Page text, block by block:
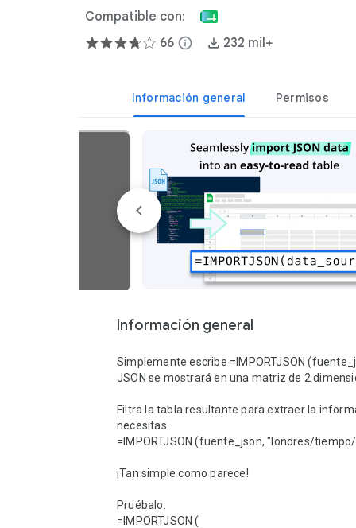
Compatible con:
66 info 232 mil+
Información general Permisos
Información general
Simplemente escribe =IMPORTJSON
JSON se mostrará en una matriz de 2
Filtra la tabla resultante para extraer la
necesitas
=IMPORTJSON (fuente_json, "londres/
¡Tan simple como parece!
Pruébalo:
=IMPORTJSON (